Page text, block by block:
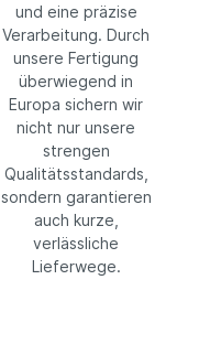
und eine präzise
Verarbeitung. Durch
unsere Fertigung
überwiegend in
Europa sichern wir
nicht nur unsere
strengen
Qualitätsstandards,
sondern garantieren
auch kurze,
verlässliche
Lieferwege.